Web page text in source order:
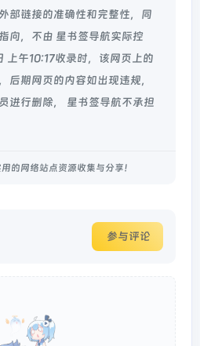
部链接的准确性和完整性，同
向，不由 星书签导航实际控
上午10:17收录时，该网页上的
后期网页的内容如出现违规，
进行删除， 星书签导航不承担
的网络站点资源收集与分享！
参与评论